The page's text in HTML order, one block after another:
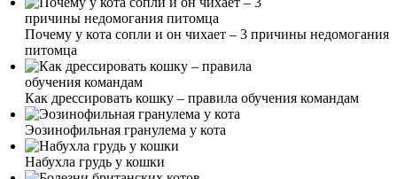
Почему у кота сопли и он чихает – 3 причины недомогания
питомца
Как дрессировать кошку – правила обучения командам
Эозинофильная гранулема у кота
Набухла грудь у кошки